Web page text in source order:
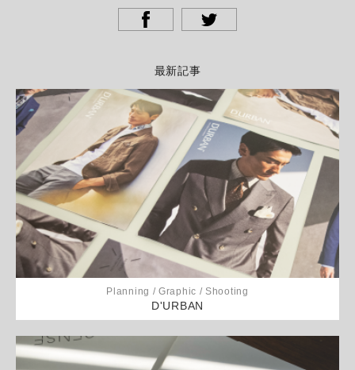
最新記事
Planning / Graphic / Shooting
D'URBAN